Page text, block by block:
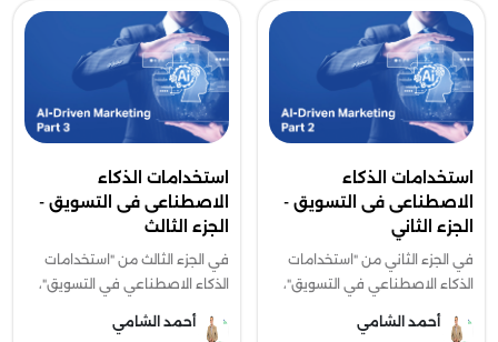
استخدامات الذكاء
الاصطناعى فى التسويق -
الجزء الثاني
في الجزء الثاني من "استخدامات
الذكاء الاصطناعي في التسويق"،
الرقمي المدعومة بالذكاء
أحمد الشامي
استخدامات الذكاء
الاصطناعى فى التسويق -
الجزء الثالث
في الجزء الثالث من "استخدامات
الذكاء الاصطناعي في التسويق"،
الاصطناعي في إنشاء المحتوى
أحمد الشامي